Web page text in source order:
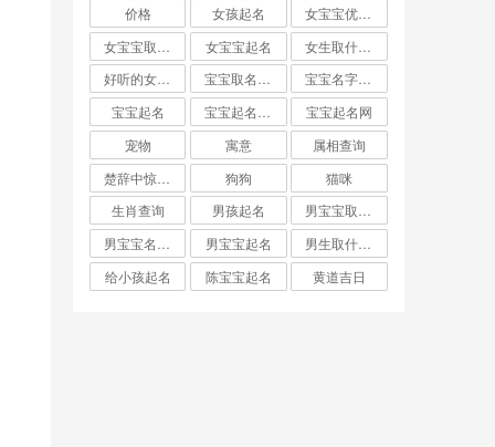
价格
女孩起名
女宝宝起名
宝宝起名
宝宝起名网
宠物
寓意
属相查询
狗狗
猫咪
生肖查询
男孩起名
男宝宝起名
给小孩起名
陈宝宝起名 黄道吉日